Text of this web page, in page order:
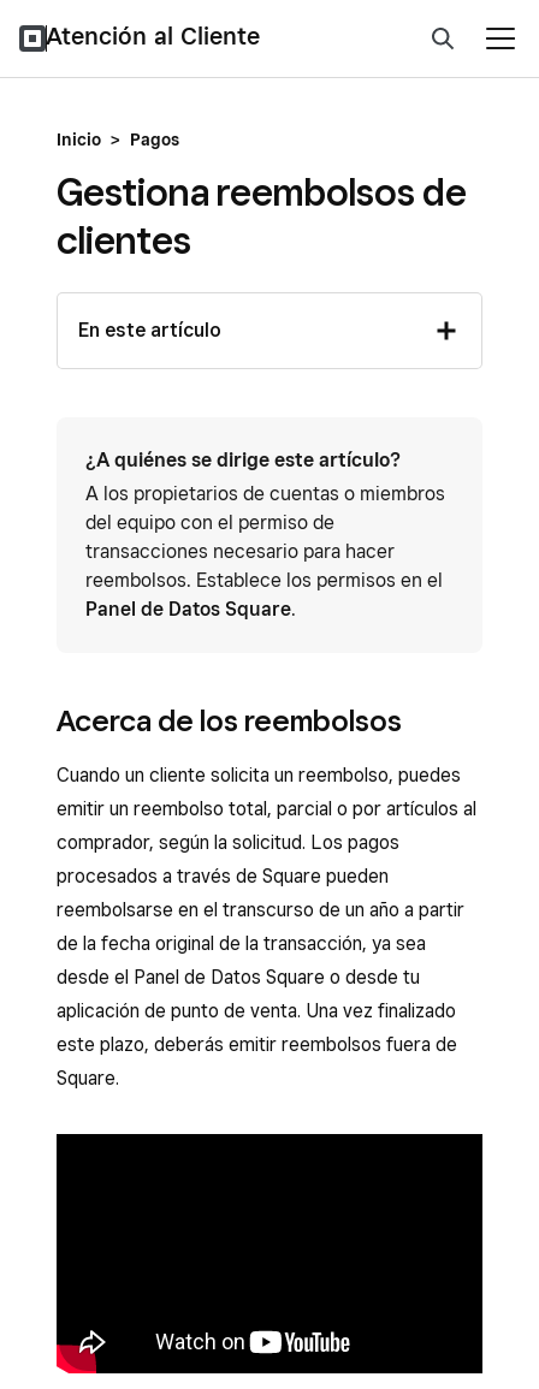
Atención al Cliente
Inicio > Pagos
Gestiona reembolsos de
clientes
En este artículo
¿A quiénes se dirige este artículo?
A los propietarios de cuentas o miembros
del equipo con el permiso de
transacciones necesario para hacer
reembolsos. Establece los permisos en el
Panel de Datos Square.
Acerca de los reembolsos
Cuando un cliente solicita un reembolso, puedes
emitir un reembolso total, parcial o por artículos al
comprador, según la solicitud. Los pagos
procesados a través de Square pueden
reembolsarse en el transcurso de un año a partir
de la fecha original de la transacción, ya sea
desde el Panel de Datos Square o desde tu
aplicación de punto de venta. Una vez finalizado
este plazo, deberás emitir reembolsos fuera de
Square.